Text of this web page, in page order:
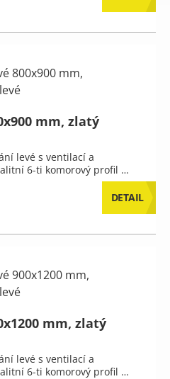
mm, zlatý
levé s ventilací a
6-ti komorový profil …
DETAIL
mm, zlatý
levé s ventilací a
6-ti komorový profil …